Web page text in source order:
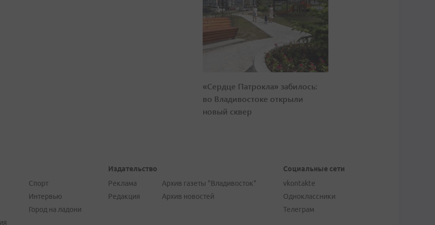
«Сердце Патрокла» забилось:
во Владивостоке открыли
новый сквер
Спорт
Интервью
Город на ладони
Издательство
Реклама
Редакция
Архив газеты "Владивосток"
Архив новостей
Социальные сети
vkontakte
Одноклассники
Телеграм